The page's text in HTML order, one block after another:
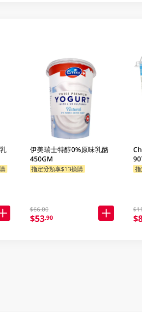
伊美瑞士特醇0%原味乳酪
450GM
指定分類享$13換購
$66.00
$53.90